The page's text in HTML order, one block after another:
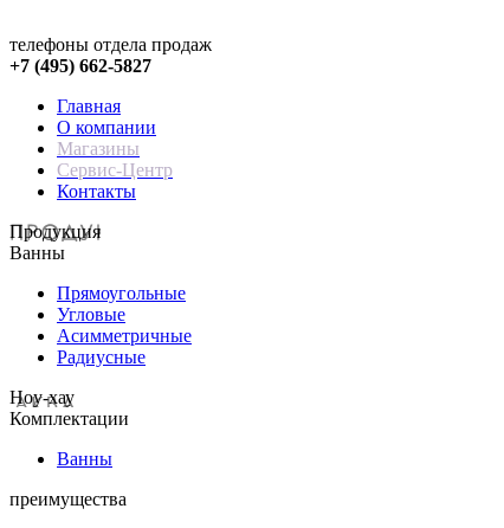
телефоны отдела продаж
+7 (495) 662-5827
Главная
О компании
Магазины
Сервис-Центр
Контакты
Продукция
Ванны
Прямоугольные
Угловые
Асимметричные
Радиусные
Hoy-хау
Комплектации
Ванны
преимущества